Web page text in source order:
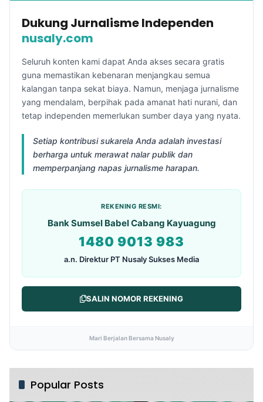
Dukung Jurnalisme Independen
nusaly.com
Seluruh konten kami dapat Anda akses secara gratis
guna memastikan kebenaran menjangkau semua
kalangan tanpa sekat biaya. Namun, menjaga jurnalisme
yang mendalam, berpihak pada amanat hati nurani, dan
tetap independen memerlukan sumber daya yang nyata.
Setiap kontribusi sukarela Anda adalah investasi
berharga untuk merawat nalar publik dan
memperpanjang napas jurnalisme harapan.
REKENING RESMI:
Bank Sumsel Babel Cabang Kayuagung
1480 9013 983
a.n. Direktur PT Nusaly Sukses Media
SALIN NOMOR REKENING
Mari Berjalan Bersama Nusaly
Popular Posts